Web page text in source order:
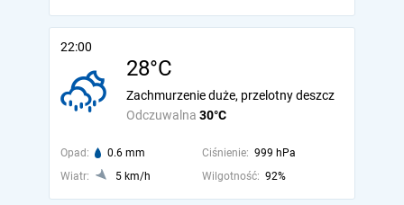
22:00
28°C
Odczuwalna 30°C
Zachmurzenie duże, przelotny deszcz
Opad: 0.6 mm Ciśnienie: 999 hPa
Wiatr:
5 km/h Wilgotność: 92%